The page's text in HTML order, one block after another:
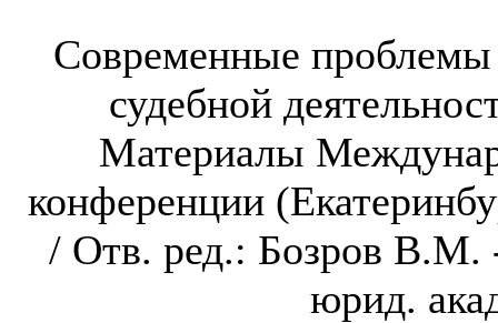
Современные проблемы
судебной
Материалы
конференции
/ Отв. ред.: Бозров В.М.
юрид.